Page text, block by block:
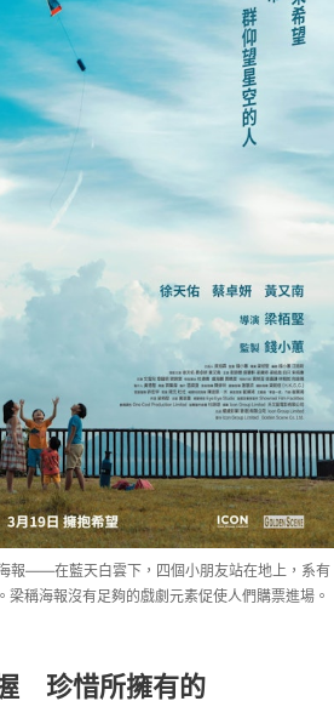
報——在藍天白雲下，四個小朋友站在地上，系有
梁稱海報沒有足夠的戲劇元素促使人們購票進場。
珍惜所擁有的